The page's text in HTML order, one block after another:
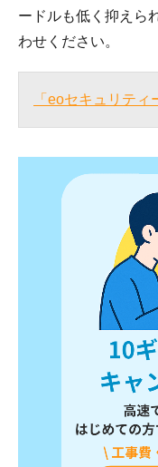
ードルも低く抑えら
わせください。
「eoセキュリテ